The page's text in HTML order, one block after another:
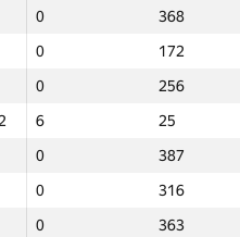
0
368
0
172
0
256
6
25
0
387
0
316
0
363